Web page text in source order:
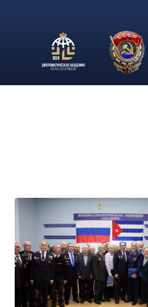
состоялось торжественное мероприятие,
годовщине проведения ВСО «Анадырь»